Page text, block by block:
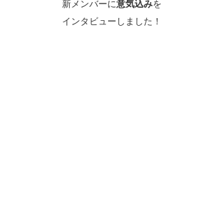
新メンバーに意気込みを
インタビューしました！